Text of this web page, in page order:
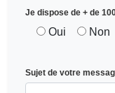
Je dispose de + de
Oui Non
Sujet de votre